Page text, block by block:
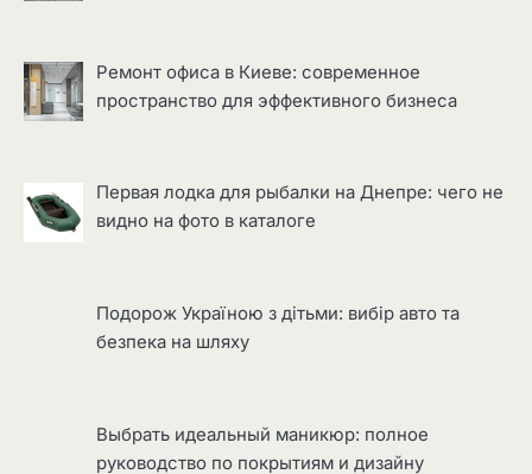
Ремонт офиса в Киеве: современное
пространство для эффективного бизнеса
Первая лодка для рыбалки на Днепре: чего не
видно на фото в каталоге
Подорож Україною з дітьми: вибір авто та
безпека на шляху
Выбрать идеальный маникюр: полное
руководство по покрытиям и дизайну